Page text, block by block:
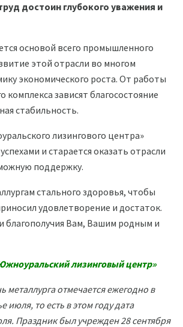
достоин глубокого уважения и
основой всего промышленного
этой отрасли во многом
экономического роста. От работы
комплекса зависят благосостояние
стабильность.
лизингового центра»
и старается оказать отрасли
поддержку.
стального здоровья, чтобы
удовлетворение и достаток.
благополучия Вам, Вашим родным и
лизинговый центр»
металлурга отмечается ежегодно в
июля, то есть в этом году дата
Праздник был учрежден 28 сентября